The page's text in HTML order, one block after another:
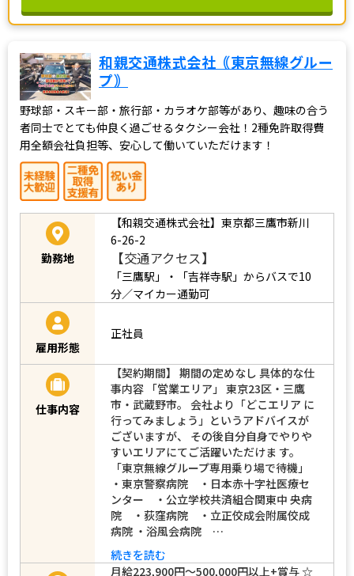
和親交通株式会社｟東京無線グルー
プ｠
野球部・スキー部・旅行部・カラオケ部等があり、趣味の合う
者同士でとても仲良く過ごせるタクシー会社！2種免許取得費
用全額会社負担等、安心して働いていただけます！
勤務地
【和親交通株式会社】東京都三鷹市新川
6-26-2
【交通アクセス】
「三鷹駅」・「吉祥寺駅」からバスで10
分／マイカー通勤可
雇用形態
正社員
仕事内容
【契約期間】 期間の定めなし 具体的な仕
事内容 「営業エリア」 東京23区・三鷹
市・武蔵野市。 会社より「どこエリア に
行ってみましょう」というアドバイスが
ございますが、 その後自分自身でやりや
すいエリアにてご活躍いただけま す。
「東京無線グループ専用乗り場で待機」
・東京警察病院 ・日本赤十字社医療セ
ンター ・公立学校共済組合関東中 央病
院 ・荻窪病院 ・立正佼成会附属佼成
病院 ・浴風会病院 …
続きを読む
月給223,900円～500,000円以上+賞与 ☆